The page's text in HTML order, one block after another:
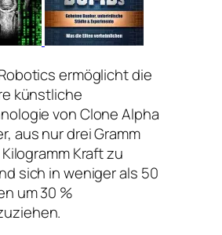
ermöglicht die
künstliche
von Clone Alpha
aus nur drei Gramm
Kraft zu
sich in weniger als 50
um 30 %